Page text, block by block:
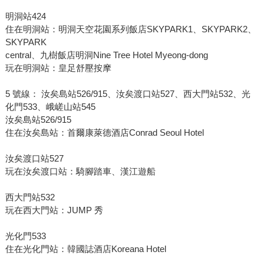
明洞站424
住在明洞站：明洞天空花園系列飯店SKYPARK1、SKYPARK2、
SKYPARK
central、九樹飯店明洞Nine Tree Hotel Myeong-dong
玩在明洞站：皇足舒壓按摩
5 號線： 汝矣島站526/915、汝矣渡口站527、西大門站532、光
化門533、峨嵯山站545
汝矣島站526/915
住在汝矣島站：首爾康萊德酒店Conrad Seoul Hotel
汝矣渡口站527
玩在汝矣渡口站：騎腳踏車、漢江遊船
西大門站532
玩在西大門站：JUMP 秀
光化門533
住在光化門站：韓國誌酒店Koreana Hotel